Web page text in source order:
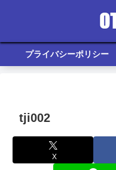
プライバシーポリシー
tji002
X